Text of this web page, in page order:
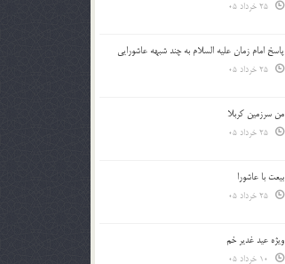
پاسخ امام زمان علیه السلام به چند شبهه عاشورایی
من سرزمین کربلا
بیعت با عاشورا
ویژه عید غدیر خم